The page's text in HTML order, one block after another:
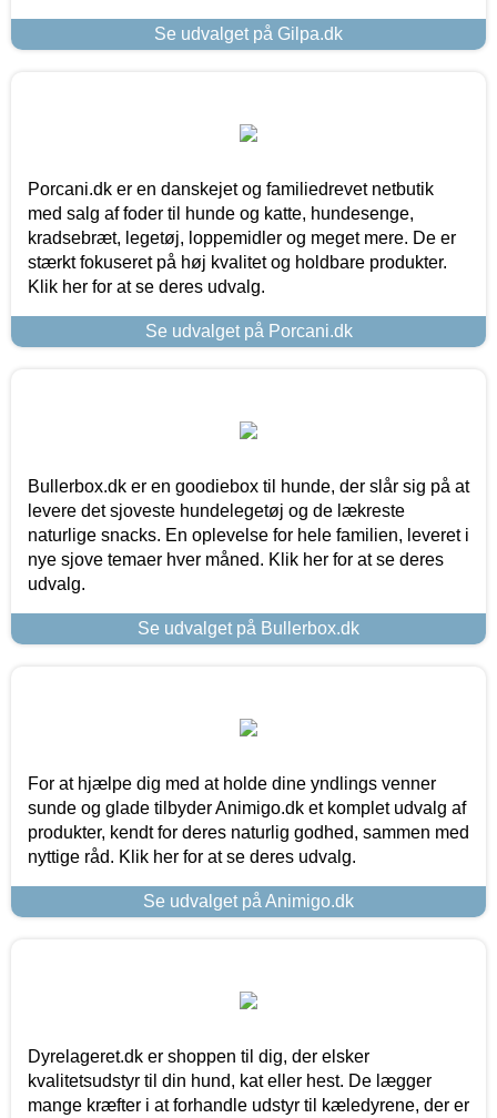
Se udvalget på Gilpa.dk
Porcani.dk er en danskejet og familiedrevet netbutik
med salg af foder til hunde og katte, hundesenge,
kradsebræt, legetøj, loppemidler og meget mere. De er
stærkt fokuseret på høj kvalitet og holdbare produkter.
Klik her for at se deres udvalg.
Se udvalget på Porcani.dk
Bullerbox.dk er en goodiebox til hunde, der slår sig på at
levere det sjoveste hundelegetøj og de lækreste
naturlige snacks. En oplevelse for hele familien, leveret i
nye sjove temaer hver måned. Klik her for at se deres
udvalg.
Se udvalget på Bullerbox.dk
For at hjælpe dig med at holde dine yndlings venner
sunde og glade tilbyder Animigo.dk et komplet udvalg af
produkter, kendt for deres naturlig godhed, sammen med
nyttige råd. Klik her for at se deres udvalg.
Se udvalget på Animigo.dk
Dyrelageret.dk er shoppen til dig, der elsker
kvalitetsudstyr til din hund, kat eller hest. De lægger
mange kræfter i at forhandle udstyr til kæledyrene, der er